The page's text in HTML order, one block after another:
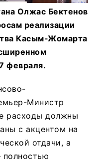
Олжас Бектенов
реализации
Касым-Жомарта
февраля.
Министр
расходы должны
с акцентом на
отдачи, а
полностью